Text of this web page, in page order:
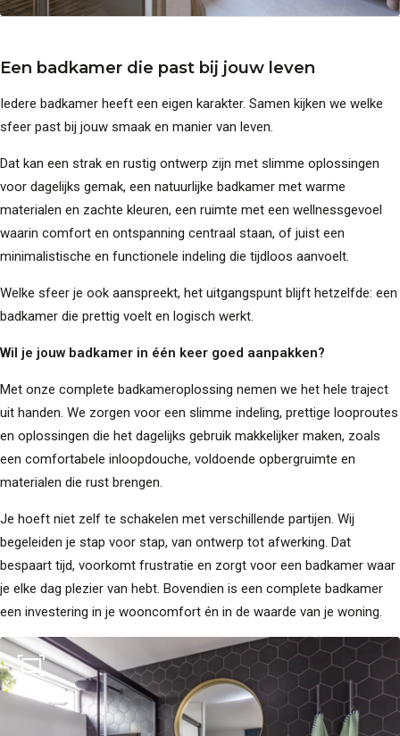
Een badkamer die past bij jouw leven
Iedere badkamer heeft een eigen karakter. Samen kijken we welke
sfeer past bij jouw smaak en manier van leven.
Dat kan een strak en rustig ontwerp zijn met slimme oplossingen
voor dagelijks gemak, een natuurlijke badkamer met warme
materialen en zachte kleuren, een ruimte met een wellnessgevoel
waarin comfort en ontspanning centraal staan, of juist een
minimalistische en functionele indeling die tijdloos aanvoelt.
Welke sfeer je ook aanspreekt, het uitgangspunt blijft hetzelfde: een
badkamer die prettig voelt en logisch werkt.
Wil je jouw badkamer in één keer goed aanpakken?
Met onze complete badkameroplossing nemen we het hele traject
uit handen. We zorgen voor een slimme indeling, prettige looproutes
en oplossingen die het dagelijks gebruik makkelijker maken, zoals
een comfortabele inloopdouche, voldoende opbergruimte en
materialen die rust brengen.
Je hoeft niet zelf te schakelen met verschillende partijen. Wij
begeleiden je stap voor stap, van ontwerp tot afwerking. Dat
bespaart tijd, voorkomt frustratie en zorgt voor een badkamer waar
je elke dag plezier van hebt. Bovendien is een complete badkamer
een investering in je wooncomfort én in de waarde van je woning.